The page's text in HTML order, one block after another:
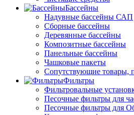
Бассейны
Надувные бассейны САП
Сборные бассейны
Деревянные бассейны
Композитные бассейны
Панельные бассейны
Чашковые пакеты
Сопутствующие товары,
Фильтры
Фильтровальные
Песочные фильтры для
Песочные фильтры для